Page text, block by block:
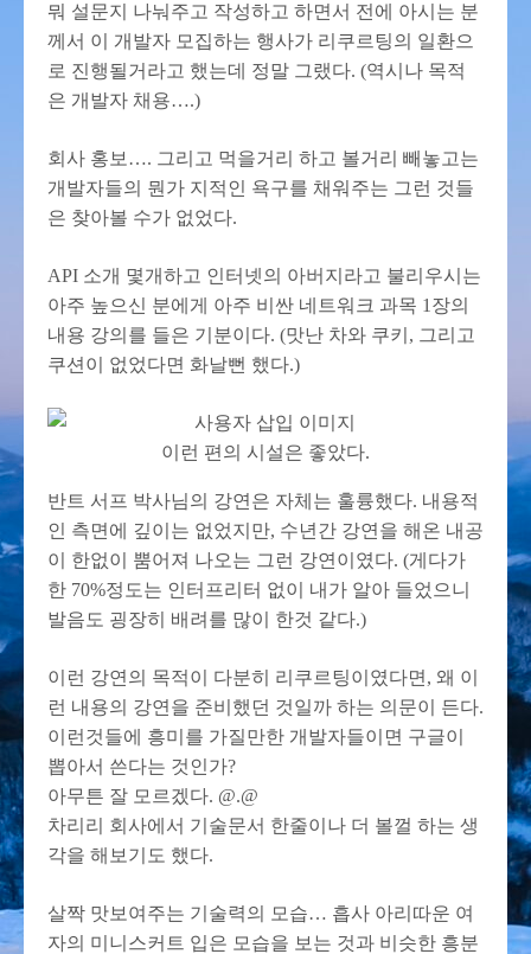
뭐 설문지 나눠주고 작성하고 하면서 전에 아시는 분
께서 이 개발자 모집하는 행사가 리쿠르팅의 일환으
로 진행될거라고 했는데 정말 그랬다. (역시나 목적
은 개발자 채용….)
회사 홍보…. 그리고 먹을거리 하고 볼거리 빼놓고는
개발자들의 뭔가 지적인 욕구를 채워주는 그런 것들
은 찾아볼 수가 없었다.
API 소개 몇개하고 인터넷의 아버지라고 불리우시는
아주 높으신 분에게 아주 비싼 네트워크 과목 1장의
내용 강의를 들은 기분이다. (맛난 차와 쿠키, 그리고
쿠션이 없었다면 화날뻔 했다.)
이런 편의 시설은 좋았다.
반트 서프 박사님의 강연은 자체는 훌륭했다. 내용적
인 측면에 깊이는 없었지만, 수년간 강연을 해온 내공
이 한없이 뿜어져 나오는 그런 강연이였다. (게다가
한 70%정도는 인터프리터 없이 내가 알아 들었으니
발음도 굉장히 배려를 많이 한것 같다.)
이런 강연의 목적이 다분히 리쿠르팅이였다면, 왜 이
런 내용의 강연을 준비했던 것일까 하는 의문이 든다.
이런것들에 흥미를 가질만한 개발자들이면 구글이
뽑아서 쓴다는 것인가?
아무튼 잘 모르겠다. @.@
차리리 회사에서 기술문서 한줄이나 더 볼껄 하는 생
각을 해보기도 했다.
살짝 맛보여주는 기술력의 모습… 흡사 아리따운 여
자의 미니스커트 입은 모습을 보는 것과 비슷한 흥분